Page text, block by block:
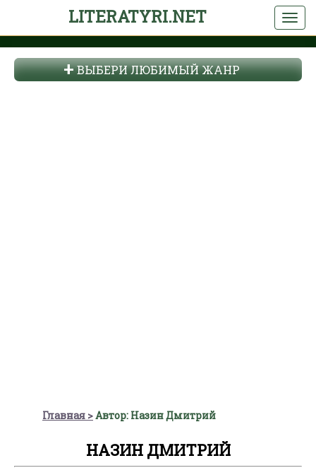
LITERATYRI.NET
ВЫБЕРИ ЛЮБИМЫЙ ЖАНР
Главная Автор: Назин Дмитрий
НАЗИН ДМИТРИЙ